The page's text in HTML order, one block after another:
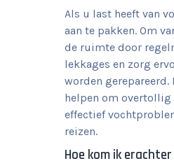
Als u last heeft van
aan te pakken. Om
de ruimte door
lekkages en zorg
worden
helpen om overtollig
effectief
reizen.
Hoe kom ik